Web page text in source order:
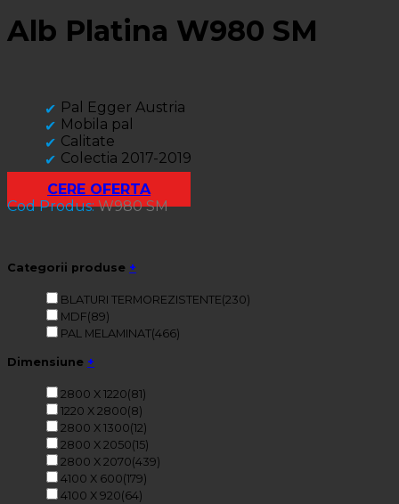
Alb Platina W980 SM
Pal Egger Austria
Mobila pal
Calitate
Colectia 2017-2019
CERE OFERTA
Cod Produs:W980 SM
Categorii produse +
BLATURI TERMOREZISTENTE(230)
MDF(89)
PAL MELAMINAT(466)
Dimensiune +
2800 X 1220(81)
1220 X 2800(8)
2800 X 1300(12)
2800 X 2050(15)
2800 X 2070(439)
4100 X 600(179)
4100 X 920(64)